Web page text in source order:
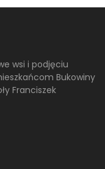
wsi i podjęciu
Bukowiny
Franciszek